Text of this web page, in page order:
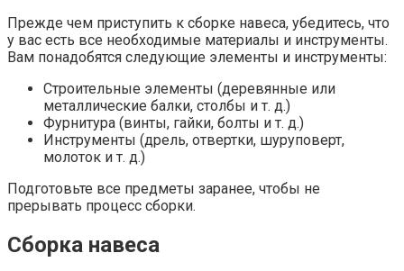
Прежде чем приступить к сборке навеса, убедитесь, что
у вас есть все необходимые материалы и инструменты.
Вам понадобятся следующие элементы и инструменты:
Строительные элементы (деревянные или
металлические балки, столбы и т. д.)
Фурнитура (винты, гайки, болты и т. д.)
Инструменты (дрель, отвертки, шуруповерт,
молоток и т. д.)
Подготовьте все предметы заранее, чтобы не
прерывать процесс сборки.
Сборка навеса